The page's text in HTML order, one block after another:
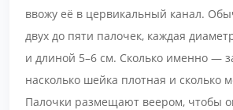
ввожу её в цервикальный канал.
двух до пяти палочек, каждая
и длиной 5–6 см. Сколько именно —
насколько шейка плотная и сколько
Палочки размещают веером, чтобы